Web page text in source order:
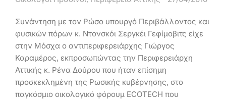
Συνάντηση με τον Ρώσο υπουργό Περιβάλλοντος και
φυσικών πόρων κ. Ντονσκόι Σεργκέι Γεφίμοβιτς είχε
στην Μόσχα ο αντιπεριφερειάρχης Γιώργος
Καραμέρος, εκπροσωπώντας την Περιφερειάρχη
Αττικής κ. Ρένα Δούρου που ήταν επίσημη
προσκεκλημένη της Ρωσικής κυβέρνησης, στο
παγκόσμιο οικολογικό φόρουμ ECOTECH που